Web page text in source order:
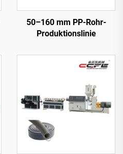
50–160 mm PP-Rohr-
Produktionslinie